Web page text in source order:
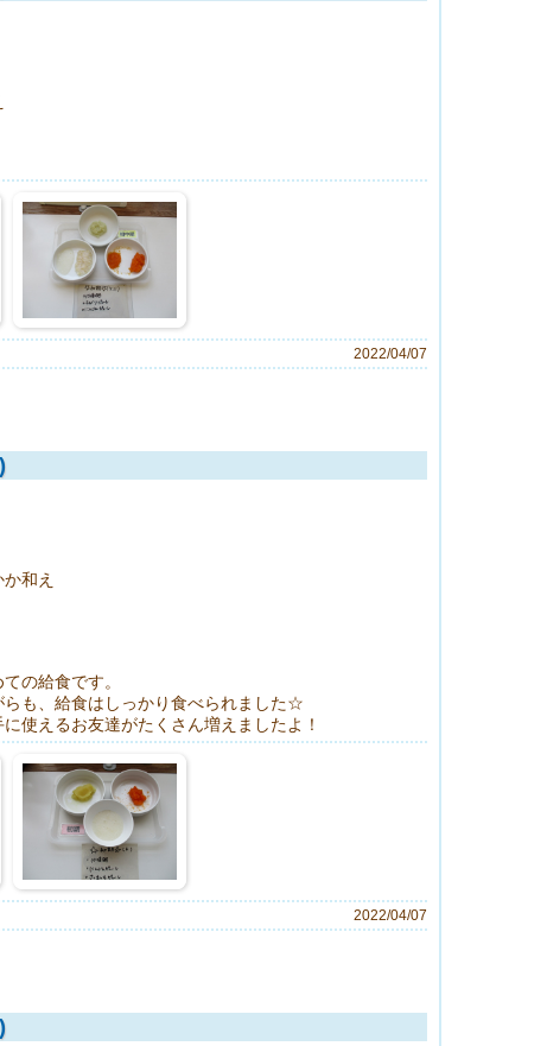
2022/04/07
和え
の給食です。
らも、給食はしっかり食べられました☆
使えるお友達がたくさん増えましたよ！
2022/04/07